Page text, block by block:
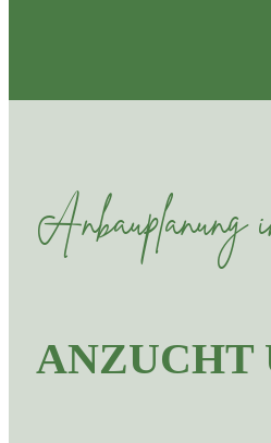
ANZUCHT